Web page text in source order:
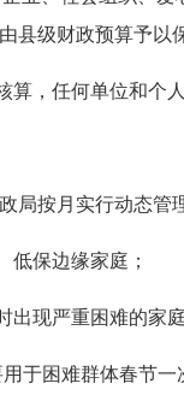
级财政预算予以
任何单位和个人
按月实行动态管
保边缘家庭；
现严重困难的家庭
用于困难群体春节